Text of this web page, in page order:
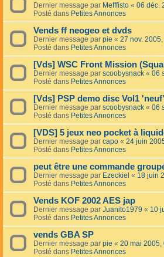
Dernier message par Mefffisto « 06 déc.
Posté dans Petites Annonces
Vends ff neogeo et dvds
Dernier message par pie « 27 nov.
Posté dans Petites Annonces
[Vds] WSC Front Mission
Dernier message par scoobysnack « 06
Posté dans Petites Annonces
[Vds] PSP demo disc Vol1 'neuf'
Dernier message par scoobysnack « 06
Posté dans Petites Annonces
[VDS] 5 jeux neo pocket à
Dernier message par capo « 24 juin
Posté dans Petites Annonces
peut être une commande
Dernier message par Ezeckiel « 18 juin
Posté dans Petites Annonces
Vends KOF 2002 AES jap
Dernier message par Juanito1979 « 10
Posté dans Petites Annonces
vends GBA SP
Dernier message par pie « 20 mai 2005,
Posté dans Petites Annonces